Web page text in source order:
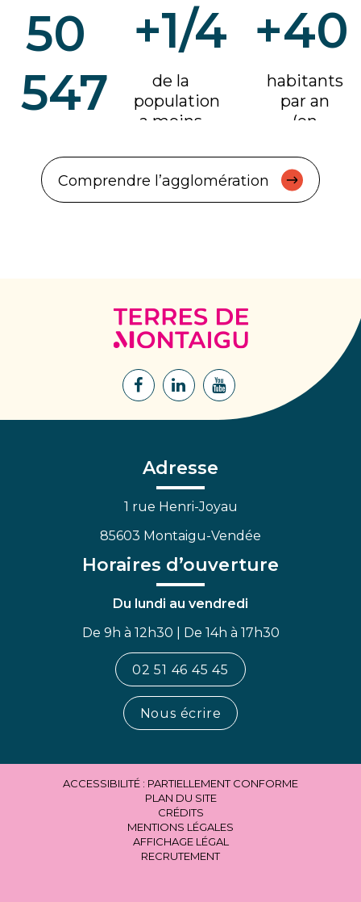
50
547
+1/4
de la
population
a moins
ans
habitants
par an
(en
Comprendre l’agglomération
Terres
de
Lien
Facebook
Lien
Lien
Adresse
1 rue Henri-Joyau
85603 Montaigu-Vendée
Horaires d’ouverture
Du lundi au vendredi
De 9h à 12h30 | De 14h à 17h30
02 51 46 45 45
Nous écrire
ACCESSIBILITÉ : PARTIELLEMENT CONFORME
PLAN DU SITE
CRÉDITS
MENTIONS LÉGALES
AFFICHAGE LÉGAL
RECRUTEMENT